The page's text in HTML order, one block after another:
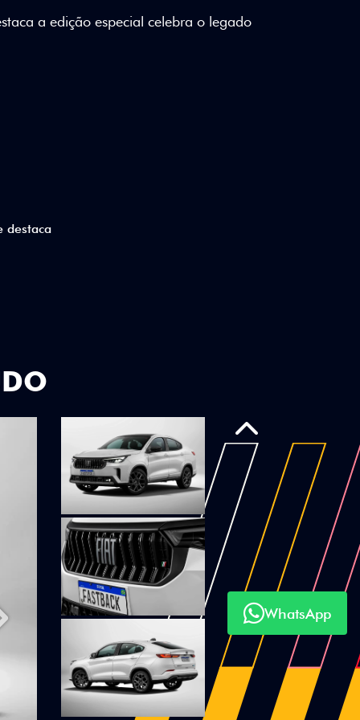
e detalhes em Citrus Green criam
Anterior
WhatsApp